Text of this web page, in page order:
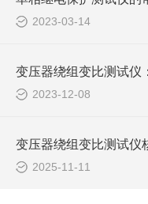
2023-03-14
2023-12-08
2025-11-11